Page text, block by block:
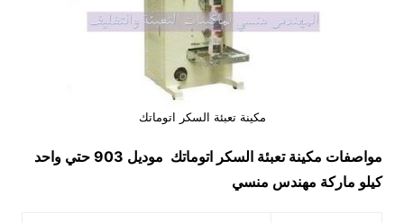
مكينة تعبئة السكر اتوماتك
مواصفات مكينة تعبئة السكر اتوماتك
موديل 903 حتي واحد
كيلو ماركة مهندس منسي